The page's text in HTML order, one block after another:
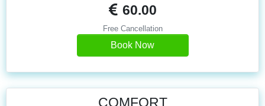
60.00
Free Cancellation
Book Now
COMFORT